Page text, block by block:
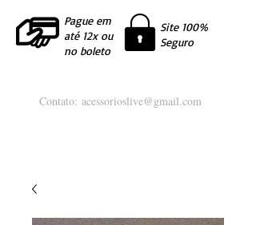
Pague em
até 12x ou
no boleto
Site 100%
Seguro
Contato: acessorioslive@gmail.com